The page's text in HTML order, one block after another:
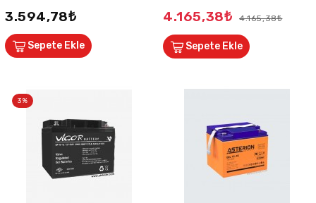
Deşarj 5 Sene Ömürlü
3.594,78₺
Sepete Ekle
Deşarj 10 Sene Ömürlü
4.165,38₺ 4.165,38₺
Sepete Ekle
3%